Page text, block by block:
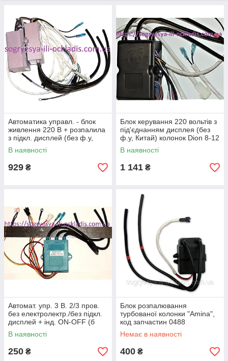
Автоматика управл. - блок
живлення 220 В + розпалила
з підкл. дисплей (без ф.у,
Китай) колонок турбо, к.з.
0488/2
В наявності
929 ₴
Блок керування 220 вольтів з
під'єднанням дисплея (без
ф.у, Китай) колонок Dion 8-12
л турбо та ін., к.з. 0488/3
В наявності
1 141 ₴
Автомат. упр. 3 В. 2/3 пров.
без електролектр./без підкл.
дисплей + інд. ON-OFF (б
ф.у, Кит.) колонок димохід,
к.з. 1049
В наявності
250 ₴
Блок розпалювання
турбованої колонки "Amina",
код запчастин 0488
Немає в наявності
400 ₴